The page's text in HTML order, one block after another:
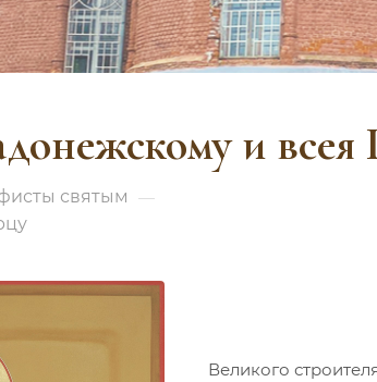
и всея
святым —
Великого